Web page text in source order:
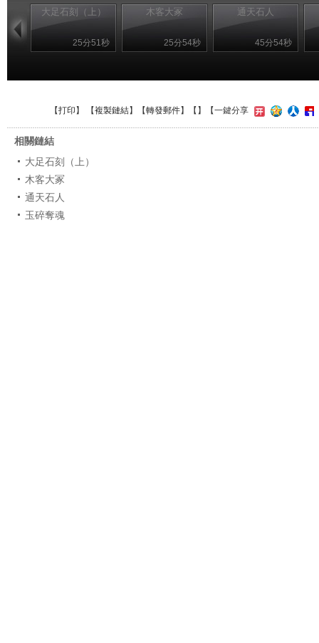
大足石刻（上）
25分51秒
木客大冢
25分54秒
通天石人
45分54秒
【打印 】 【複製鏈結】【轉發郵件】【 】 【一鍵分享
相關鏈結
大足石刻（上）
木客大冢
通天石人
玉碎奪魂